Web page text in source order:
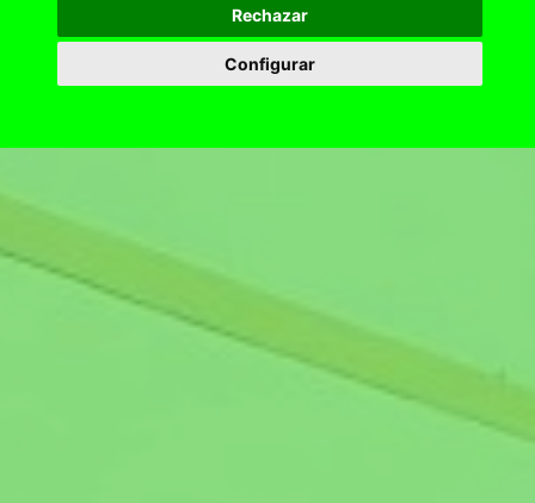
Rechazar
Configurar